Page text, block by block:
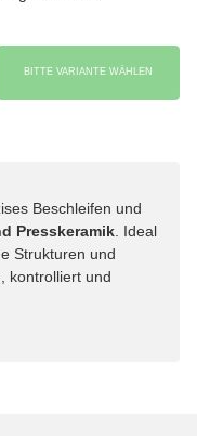
BITTE VARIANTE WÄHLEN
Beschleifen und
Presskeramik . Ideal
Strukturen und
kontrolliert und